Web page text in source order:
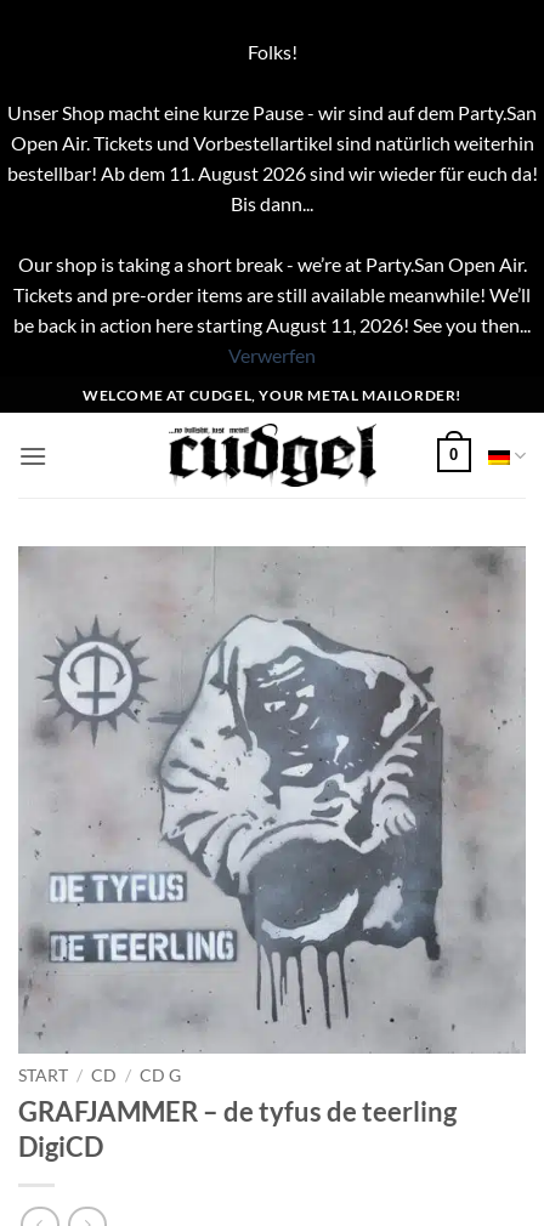
Folks!
Unser Shop macht eine kurze Pause - wir sind auf dem Party.San
Open Air. Tickets und Vorbestellartikel sind natürlich weiterhin
bestellbar! Ab dem 11. August 2026 sind wir wieder für euch da!
Bis dann...
Our shop is taking a short break - we’re at Party.San Open Air.
Tickets and pre-order items are still available meanwhile! We’ll
be back in action here starting August 11, 2026! See you then...
Verwerfen
Inhalt
springen
WELCOME AT CUDGEL, YOUR METAL MAILORDER!
0
START / CD / CD G
GRAFJAMMER – de tyfus de teerling
DigiCD